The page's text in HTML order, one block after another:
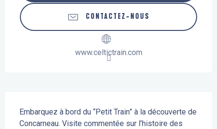
CONTACTEZ-NOUS
www.celtictrain.com
Embarquez à bord du “Petit Train” à la découverte de
Concarneau. Visite commentée sur l’histoire des